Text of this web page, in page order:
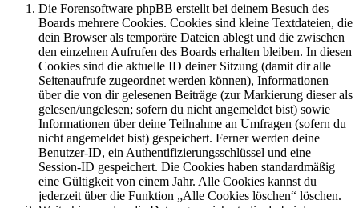
Die Forensoftware phpBB erstellt bei deinem Besuch des
Boards mehrere Cookies. Cookies sind kleine Textdateien, die
dein Browser als temporäre Dateien ablegt und die zwischen
den einzelnen Aufrufen des Boards erhalten bleiben. In diesen
Cookies sind die aktuelle ID deiner Sitzung (damit dir alle
Seitenaufrufe zugeordnet werden können), Informationen
über die von dir gelesenen Beiträge (zur Markierung dieser als
gelesen/ungelesen; sofern du nicht angemeldet bist) sowie
Informationen über deine Teilnahme an Umfragen (sofern du
nicht angemeldet bist) gespeichert. Ferner werden deine
Benutzer-ID, ein Authentifizierungsschlüssel und eine
Session-ID gespeichert. Die Cookies haben standardmäßig
eine Gültigkeit von einem Jahr. Alle Cookies kannst du
jederzeit über die Funktion „Alle Cookies löschen“ löschen.